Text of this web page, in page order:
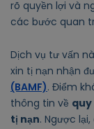
rõ quyền lợi và
các bước quan
Dịch vụ tư vấn
xin tị nạn nhận
(BAMF). Điểm
thông tin về
tị nạn. Ngược